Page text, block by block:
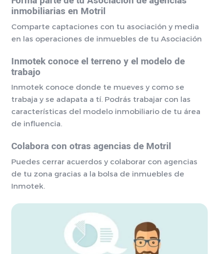
inmobiliarias en Motril
Comparte captaciones con tu asociación y media
en las operaciones de inmuebles de tu Asociación
Inmotek conoce el terreno y el modelo de
trabajo
Inmotek conoce donde te mueves y como se
trabaja y se adapata a tí. Podrás trabajar con las
características del modelo inmobiliario de tu área
de influencia.
Colabora con otras agencias de Motril
Puedes cerrar acuerdos y colaborar con agencias
de tu zona gracias a la bolsa de inmuebles de
Inmotek.